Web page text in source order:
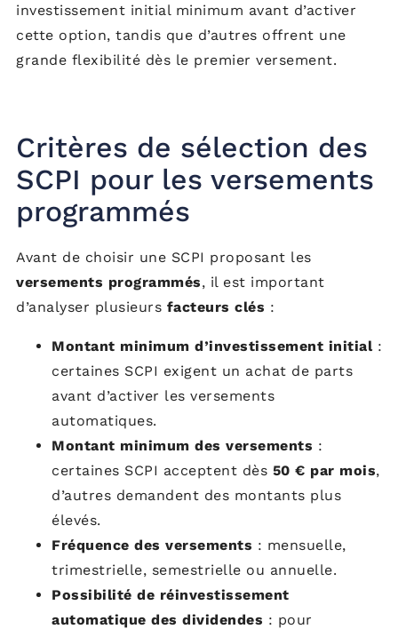
investissement initial minimum avant d’activer
cette option, tandis que d’autres offrent une
grande flexibilité dès le premier versement.
Critères de sélection des
SCPI pour les versements
programmés
Avant de choisir une SCPI proposant les
versements programmés, il est important
d’analyser plusieurs facteurs clés :
Montant minimum d’investissement initial:
certaines SCPI exigent un achat de parts
avant d’activer les versements
automatiques.
Montant minimum des versements :
certaines SCPI acceptent dès 50 € par mois,
d’autres demandent des montants plus
élevés.
Fréquence des versements : mensuelle,
trimestrielle, semestrielle ou annuelle.
Possibilité de réinvestissement
automatique des dividendes : pour